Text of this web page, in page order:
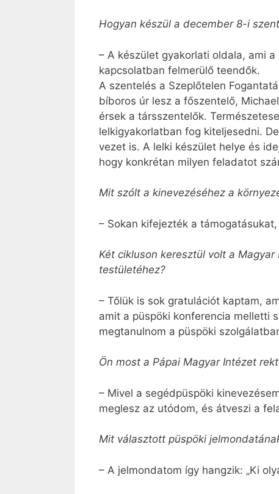
Hogyan készül a december 8-i
– A készület gyakorlati oldala, ami
kapcsolatban felmerülő teendők.
A szentelés a Szeplőtelen
bíboros úr lesz a főszentelő,
érsek a társszentelők.
lelkigyakorlatban fog kiteljesedni.
vezet is. A lelki készület helye és
hogy konkrétan milyen fel­adatot
Mit szólt a kinevezéséhez a
– Sokan kifejezték a
Két cikluson keresztül volt a
testületéhez?
– Tőlük is sok gratulációt kaptam,
amit a püspöki konferencia melletti
megtanulnom a püspöki
Ön most a Pápai Magyar Intézet
– Mivel a segédpüspöki
meglesz az utódom, és átveszi a
Mit választott püspöki
– A jelmondatom így hangzik: „Ki